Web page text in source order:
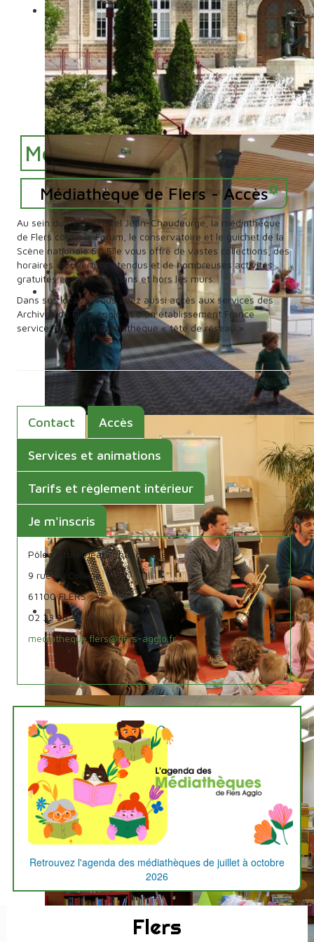
Médiathèque de Flers
Médiathèque de Flers - Accès Outils
Au sein du Pôle culturel Jean-Chaudeurge, la médiathèque
de Flers côtoie le Forum, le conservatoire et le guichet de la
Scène nationale 61. Elle vous offre de vastes collections, des
horaires d’ouverture étendus et de nombreuses activités
gratuites et familiales dans et hors les murs.
Dans ses locaux, vous avez aussi accès aux services des
Archives de Flers Agglo et d’un établissement France
service. Elle est la médiathèque « tête de réseau ».
Contact Accès
Services et animations
Tarifs et règlement intérieur
Je m'inscris
Pôle culturel Jean-Chaudeurge
9 rue du Collège
61100 FLERS
02 33 98 42 22
mediatheque.flers@flers-agglo.fr
L'agenda
des
médiathèques
Retrouvez l'agenda des médiathèques de juillet à octobre
2026
Flers